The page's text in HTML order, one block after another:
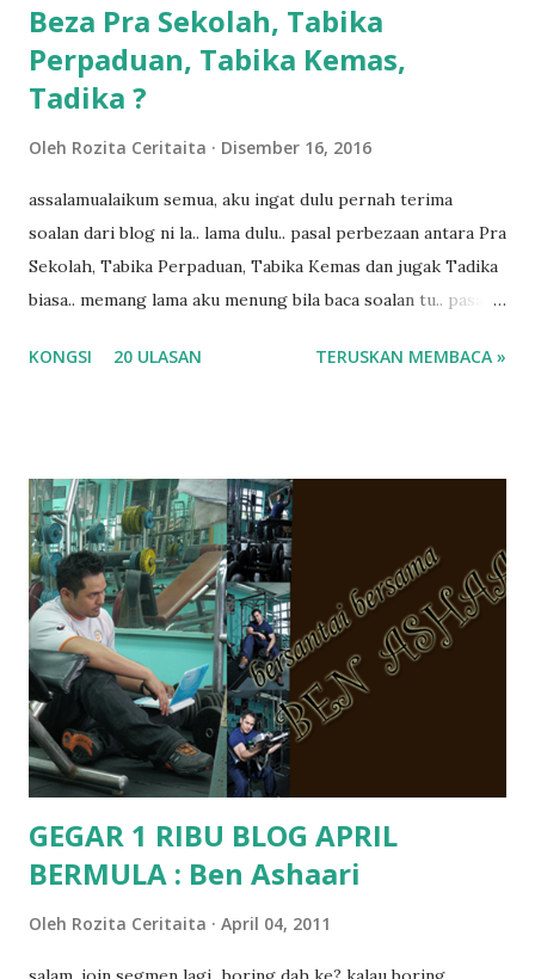
Beza Pra Sekolah, Tabika
Perpaduan, Tabika Kemas,
Tadika ?
Oleh Rozita Ceritaita Disember 16, 2016
assalamualaikum semua, aku ingat dulu pernah terima
soalan dari blog ni la.. lama dulu.. pasal perbezaan antara Pra
Sekolah, Tabika Perpaduan, Tabika Kemas dan jugak Tadika
biasa.. memang lama aku menung bila baca soalan tu.. pasal
ko.. masa tu aku baru je ada anak sorang dan aku hentam je
tanya sapa-sapa pun masa tu.. bila fikir-fikirkan balik terasa
jugak masa alahai teruknya kami sebagai ibubapa.. dan kami
terasa jugak semakin teruk bila abg long dah masuk 2 tahun
kat salah satu tadika swasta ni.. tapi nampaknya kenal huruf
pun tak tau.. pengsan aku bila ingat balik.. aku mula fikir
mungkin sebab abg long sendiri jenis budak yang ada
masalah dyslexia.. tapi minor la.. nanti la aku cerita pasal
dyslexia tu.. lepas tu kami buat keputusan pu...
KONGSI 20 ULASAN TERUSKAN MEMBACA »
GEGAR 1 RIBU BLOG APRIL
BERMULA : Ben Ashaari
Oleh Rozita Ceritaita April 04, 2011